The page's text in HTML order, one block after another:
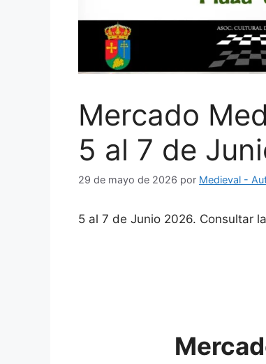
Mercado
5 al 7 de
29 de mayo de 2026 por Medieval -
5 al 7 de Junio 2026. Consultar la